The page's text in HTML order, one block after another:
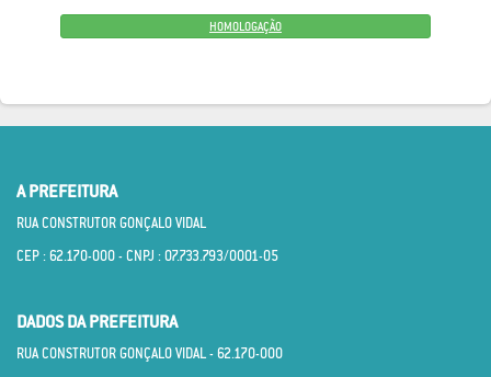
HOMOLOGAÇÃO
A PREFEITURA
RUA CONSTRUTOR GONÇALO VIDAL
CEP : 62.170­-000 - CNPJ : 07.733.793/0001­-05
DADOS DA PREFEITURA
RUA CONSTRUTOR GONÇALO VIDAL - 62.170­-000